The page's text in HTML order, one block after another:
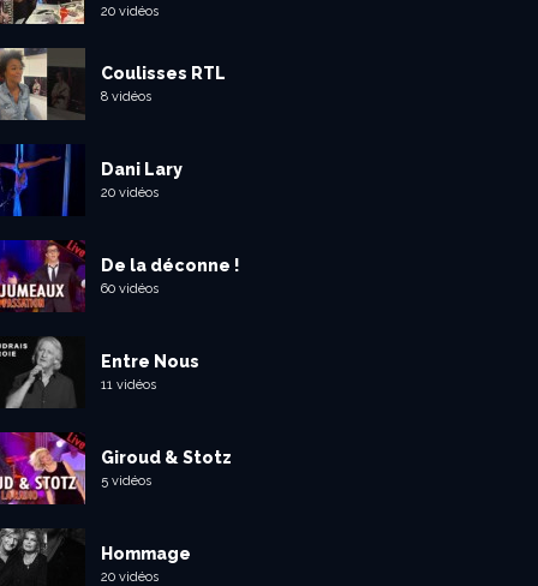
20 vidéos
Coulisses RTL
8 vidéos
Dani Lary
20 vidéos
De la déconne !
60 vidéos
Entre Nous
11 vidéos
Giroud & Stotz
5 vidéos
Hommage
20 vidéos